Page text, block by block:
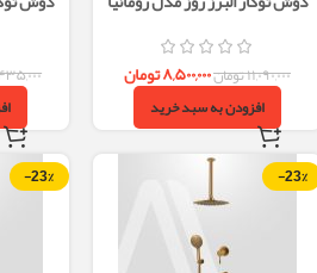
۱۱,۰۹۰,۰۰۰تومان۸,۵۰۰,۰۰۰تومان
افزودن به سبد خرید
-23%
-23%